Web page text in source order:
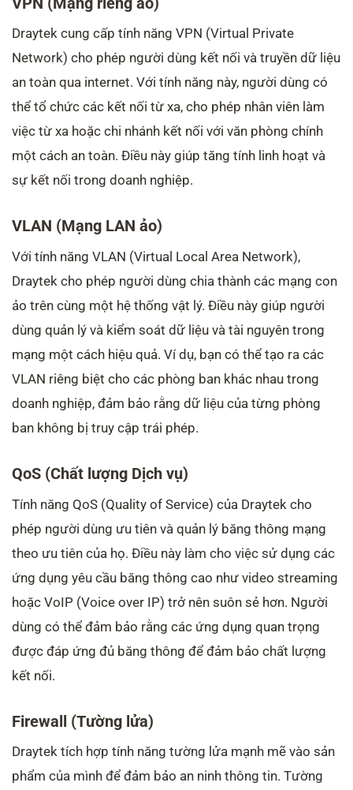
Draytek cung cấp tính năng VPN (Virtual Private
Network) cho phép người dùng kết nối và truyền dữ liệu
an toàn qua internet. Với tính năng này, người dùng có
thể tổ chức các kết nối từ xa, cho phép nhân viên làm
việc từ xa hoặc chi nhánh kết nối với văn phòng chính
một cách an toàn. Điều này giúp tăng tính linh hoạt và
sự kết nối trong doanh nghiệp.
VLAN (Mạng LAN ảo)
Với tính năng VLAN (Virtual Local Area Network),
Draytek cho phép người dùng chia thành các mạng con
ảo trên cùng một hệ thống vật lý. Điều này giúp người
dùng quản lý và kiểm soát dữ liệu và tài nguyên trong
mạng một cách hiệu quả. Ví dụ, bạn có thể tạo ra các
VLAN riêng biệt cho các phòng ban khác nhau trong
doanh nghiệp, đảm bảo rằng dữ liệu của từng phòng
ban không bị truy cập trái phép.
QoS (Chất lượng Dịch vụ)
Tính năng QoS (Quality of Service) của Draytek cho
phép người dùng ưu tiên và quản lý băng thông mạng
theo ưu tiên của họ. Điều này làm cho việc sử dụng các
ứng dụng yêu cầu băng thông cao như video streaming
hoặc VoIP (Voice over IP) trở nên suôn sẻ hơn. Người
dùng có thể đảm bảo rằng các ứng dụng quan trọng
được đáp ứng đủ băng thông để đảm bảo chất lượng
kết nối.
Firewall (Tường lửa)
Draytek tích hợp tính năng tường lửa mạnh mẽ vào sản
phẩm của mình để đảm bảo an ninh thông tin. Tường